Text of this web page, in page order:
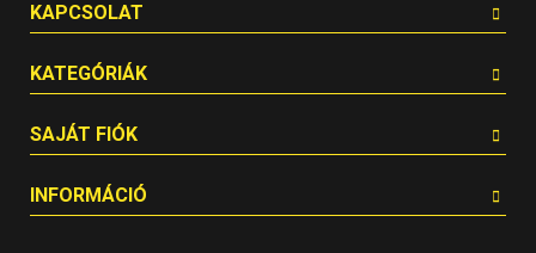
KAPCSOLAT
KATEGÓRIÁK
SAJÁT FIÓK
INFORMÁCIÓ